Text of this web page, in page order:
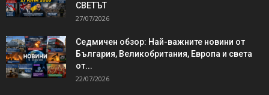
СВЕТЪТ
27/07/2026
Седмичен обзор: Най-важните новини от
България, Великобритания, Европа и света
от...
22/07/2026